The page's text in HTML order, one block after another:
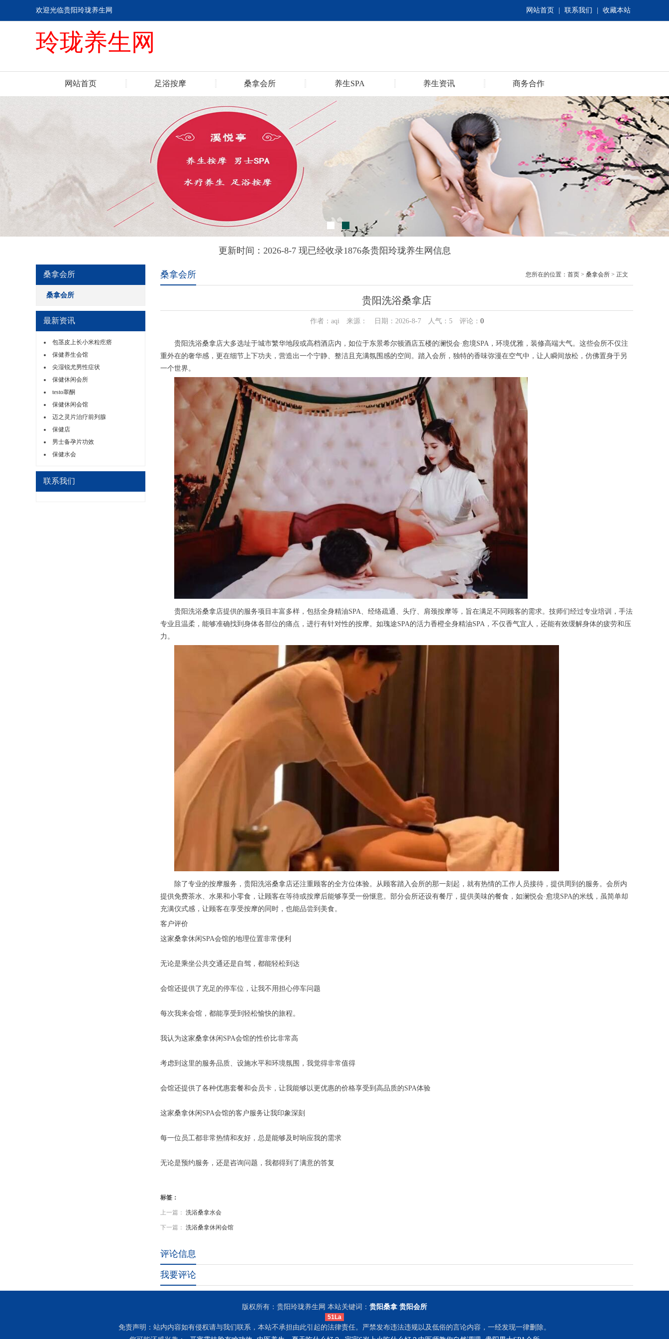
网站首页 联系我们 收藏本站
欢迎光临贵阳玲珑养生网
玲珑养生网
网站首页 足浴按摩 桑拿会所 养生SPA 养生资讯 商务合作
更新时间：2026-8-7 现已经收录1876条贵阳玲珑养生网信息
桑拿会所
桑拿会所
最新资讯
包茎皮上长小米粒疙瘩
保健养生会馆
尖湿锐尤男性症状
保健休闲会所
testo睾酮
保健休闲会馆
迈之灵片治疗前列腺
保健店
男士备孕片功效
保健水会
联系我们
桑拿会所 您所在的位置： 首页 > 桑拿会所 > 正文
贵阳洗浴桑拿店
作者：aqi 来源： 日期：2026-8-7 人气： 5评论： 0
贵阳洗浴桑拿店大多选址于城市繁华地段或高档酒店内，如位于东景希尔顿酒店五楼的澜悦会·愈境SPA，环境优雅，装修高端大气。这些会所不仅注
重外在的奢华感，更在细节上下功夫，营造出一个宁静、整洁且充满氛围感的空间。踏入会所，独特的香味弥漫在空气中，让人瞬间放松，仿佛置身于另
一个世界。
贵阳洗浴桑拿店提供的服务项目丰富多样，包括全身精油SPA、经络疏通、头疗、肩颈按摩等，旨在满足不同顾客的需求。技师们经过专业培训，手法
专业且温柔，能够准确找到身体各部位的痛点，进行有针对性的按摩。如瑰途SPA的活力香橙全身精油SPA，不仅香气宜人，还能有效缓解身体的疲劳和压
力。
除了专业的按摩服务，贵阳洗浴桑拿店还注重顾客的全方位体验。从顾客踏入会所的那一刻起，就有热情的工作人员接待，提供周到的服务。会所内
提供免费茶水、水果和小零食，让顾客在等待或按摩后能够享受一份惬意。部分会所还设有餐厅，提供美味的餐食，如澜悦会·愈境SPA的米线，虽简单却
充满仪式感，让顾客在享受按摩的同时，也能品尝到美食。
客户评价
这家桑拿休闲SPA会馆的地理位置非常便利
无论是乘坐公共交通还是自驾，都能轻松到达
会馆还提供了充足的停车位，让我不用担心停车问题
每次我来会馆，都能享受到轻松愉快的旅程。
我认为这家桑拿休闲SPA会馆的性价比非常高
考虑到这里的服务品质、设施水平和环境氛围，我觉得非常值得
会馆还提供了各种优惠套餐和会员卡，让我能够以更优惠的价格享受到高品质的SPA体验
这家桑拿休闲SPA会馆的客户服务让我印象深刻
每一位员工都非常热情和友好，总是能够及时响应我的需求
无论是预约服务，还是咨询问题，我都得到了满意的答复
标签：
上一篇： 洗浴桑拿水会
下一篇： 洗浴桑拿休闲会馆
评论信息
我要评论
版权所有：贵阳玲珑养生网 本站关键词： 贵阳桑拿 贵阳会所
51La
免责声明：站内内容如有侵权请与我们联系，本站不承担由此引起的法律责任。严禁发布违法违规以及低俗的言论内容，一经发现一律删除。